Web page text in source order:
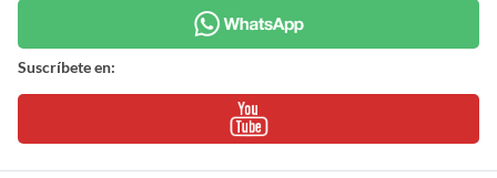
Suscríbete en: